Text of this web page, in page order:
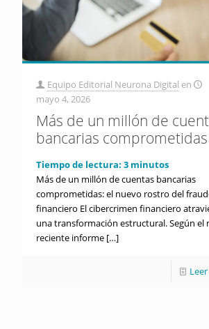
Equipo Editorial Neurona Digital en
mayo 4, 2026
Más de un millón de
bancarias comprometidas
Tiempo de lectura: 3 minutos
Más de un millón de cuentas bancarias
comprometidas: el nuevo rostro del
financiero El cibercrimen financiero
una transformación estructural. Según el
reciente informe[…]